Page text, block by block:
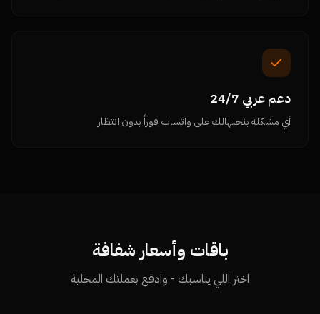
دعم عربي 24/7
أي مشكلة بنحلهالك على واتساب فوراً بدون انتظار
باقات وأسعار شفافة
اختر اللي يناسبك - وادفع بعملتك المحلية